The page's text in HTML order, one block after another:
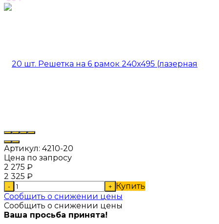
Артикул: 4210-20
Цена по запросу
2 275 ₽
2 325 ₽
- + Купить
Сообщить о снижении цены
Сообщить о снижении цены
Ваша просьба принята!